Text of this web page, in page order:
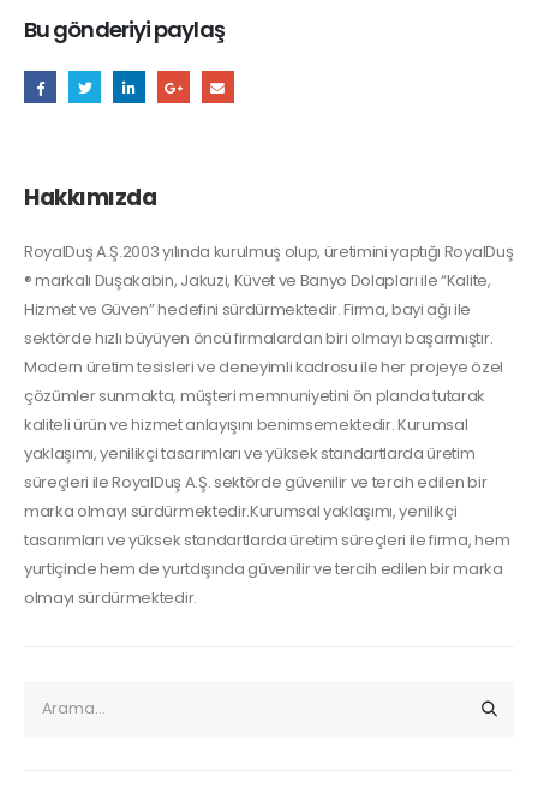
Bu gönderiyi paylaş
Hakkımızda
RoyalDuş A.Ş.2003 yılında kurulmuş olup, üretimini yaptığı RoyalDuş
® markalı Duşakabin, Jakuzi, Küvet ve Banyo Dolapları ile “Kalite,
Hizmet ve Güven” hedefini sürdürmektedir. Firma, bayi ağı ile
sektörde hızlı büyüyen öncü firmalardan biri olmayı başarmıştır.
Modern üretim tesisleri ve deneyimli kadrosu ile her projeye özel
çözümler sunmakta, müşteri memnuniyetini ön planda tutarak
kaliteli ürün ve hizmet anlayışını benimsemektedir. Kurumsal
yaklaşımı, yenilikçi tasarımları ve yüksek standartlarda üretim
süreçleri ile RoyalDuş A.Ş. sektörde güvenilir ve tercih edilen bir
marka olmayı sürdürmektedir.Kurumsal yaklaşımı, yenilikçi
tasarımları ve yüksek standartlarda üretim süreçleri ile firma, hem
yurtiçinde hem de yurtdışında güvenilir ve tercih edilen bir marka
olmayı sürdürmektedir.